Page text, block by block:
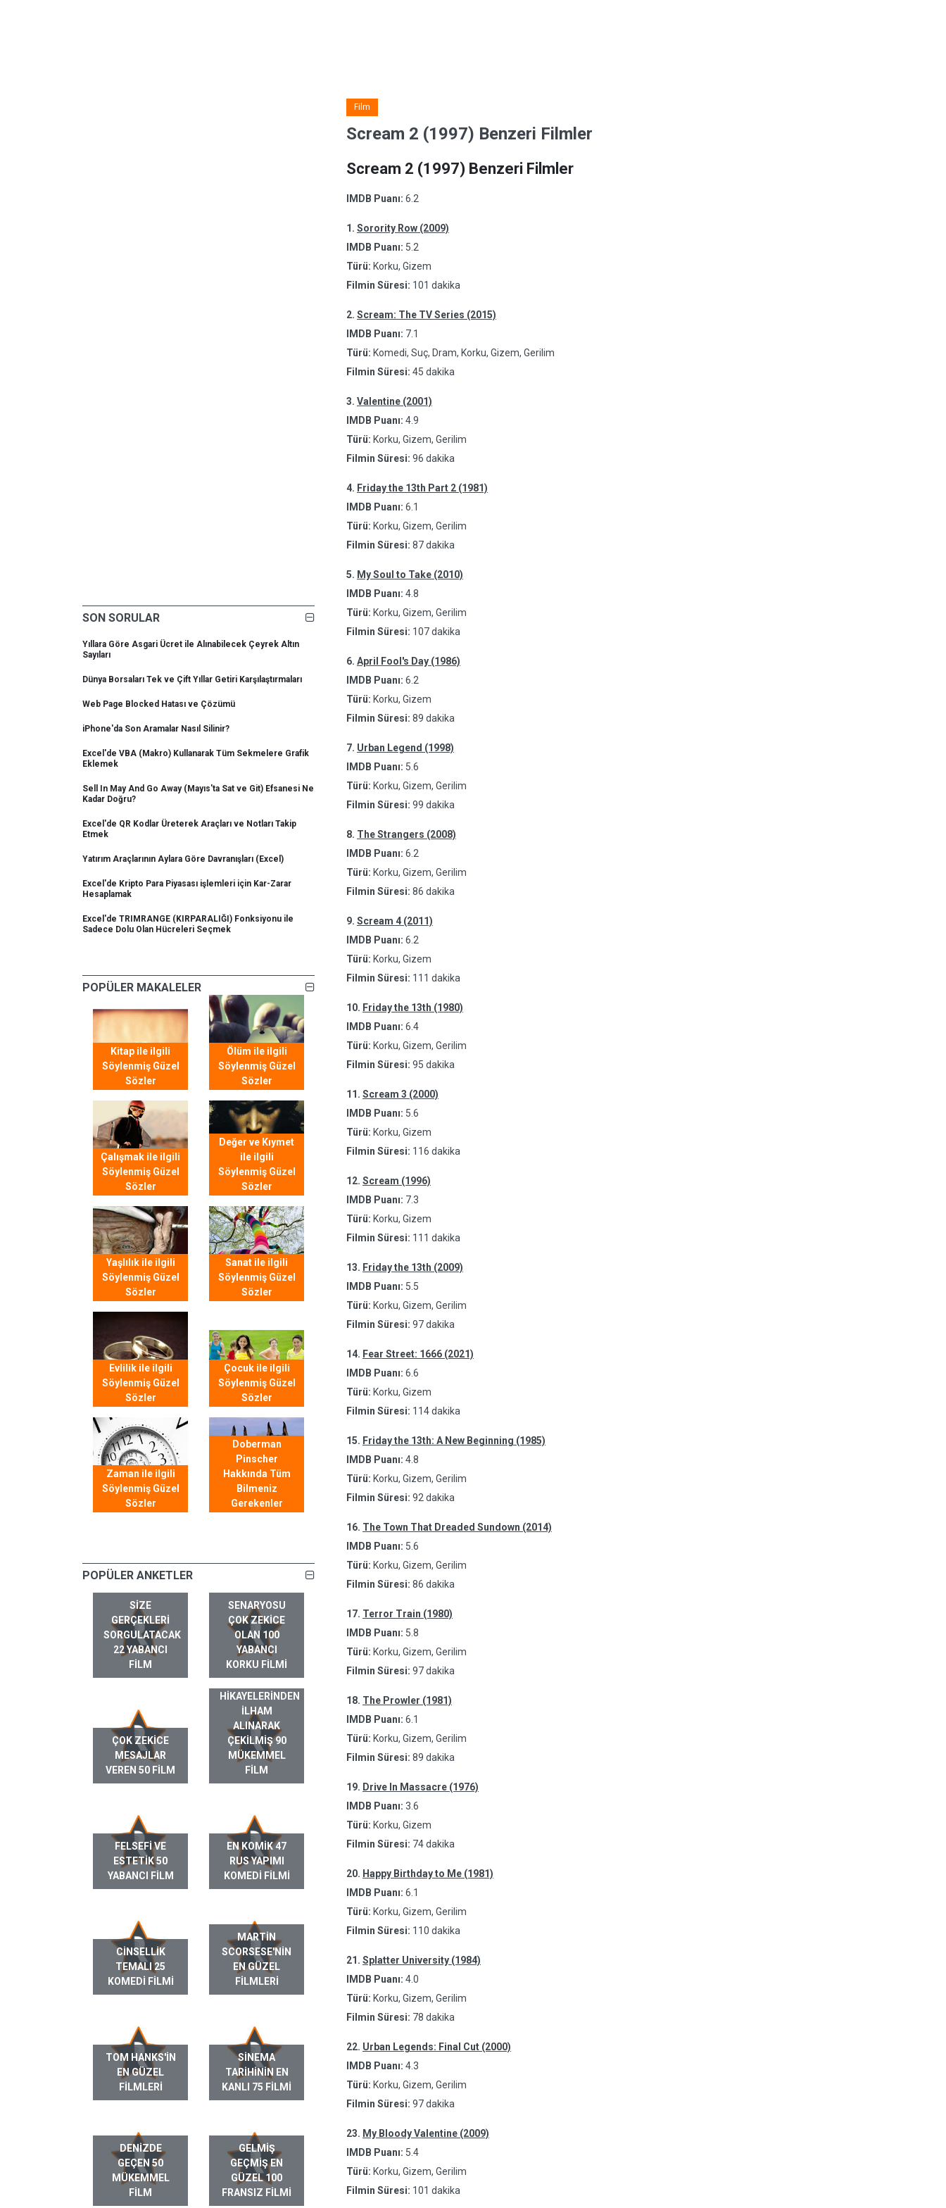
SON SORULAR
Yıllara Göre Asgari Ücret ile Alınabilecek Çeyrek Altın
Sayıları
Dünya Borsaları Tek ve Çift Yıllar Getiri Karşılaştırmaları
Web Page Blocked Hatası ve Çözümü
iPhone'da Son Aramalar Nasıl Silinir?
Excel'de VBA (Makro) Kullanarak Tüm Sekmelere Grafik
Eklemek
Sell In May And Go Away (Mayıs'ta Sat ve Git) Efsanesi Ne
Kadar Doğru?
Excel'de QR Kodlar Üreterek Araçları ve Notları Takip
Etmek
Yatırım Araçlarının Aylara Göre Davranışları (Excel)
Excel'de Kripto Para Piyasası işlemleri için Kar-Zarar
Hesaplamak
Excel'de TRIMRANGE (KIRPARALIĞI) Fonksiyonu ile
Sadece Dolu Olan Hücreleri Seçmek
POPÜLER MAKALELER
Kitap ile ilgili
Söylenmiş Güzel
Sözler
Ölüm ile ilgili
Söylenmiş Güzel
Sözler
Çalışmak ile ilgili
Söylenmiş Güzel
Sözler
Değer ve Kıymet
ile ilgili
Söylenmiş Güzel
Sözler
Yaşlılık ile ilgili
Söylenmiş Güzel
Sözler
Sanat ile ilgili
Söylenmiş Güzel
Sözler
Evlilik ile ilgili
Söylenmiş Güzel
Sözler
Çocuk ile ilgili
Söylenmiş Güzel
Sözler
Zaman ile ilgili
Söylenmiş Güzel
Sözler
Doberman
Pinscher
Hakkında Tüm
Bilmeniz
Gerekenler
POPÜLER ANKETLER
SIZE
GERÇEKLERI
SORGULATACAK
22 YABANCI
FILM
SENARYOSU
ÇOK ZEKICE
OLAN 100
YABANCI
KORKU FILMI
ÇOK ZEKICE
MESAJLAR
VEREN 50 FILM
GERÇEK HAYAT
HIKAYELERINDEN
ILHAM
ALINARAK
ÇEKILMIŞ 90
MÜKEMMEL
FILM
FELSEFI VE
ESTETIK 50
YABANCI FILM
EN KOMIK 47
RUS YAPIMI
KOMEDI FILMI
CINSELLIK
TEMALI 25
KOMEDI FILMI
MARTIN
SCORSESE'NIN
EN GÜZEL
FILMLERI
TOM HANKS'IN
EN GÜZEL
FILMLERI
SINEMA
TARIHININ EN
KANLI 75 FILMI
DENIZDE
GEÇEN 50
MÜKEMMEL
FILM
GELMIŞ
GEÇMIŞ EN
GÜZEL 100
FRANSIZ FILMI
Film
Scream 2 (1997) Benzeri Filmler
Scream 2 (1997) Benzeri Filmler
IMDB Puanı: 6.2
1. Sorority Row (2009)
IMDB Puanı: 5.2
Türü: Korku, Gizem
Filmin Süresi: 101 dakika
2. Scream: The TV Series (2015)
IMDB Puanı: 7.1
Türü: Komedi, Suç, Dram, Korku, Gizem, Gerilim
Filmin Süresi: 45 dakika
3. Valentine (2001)
IMDB Puanı: 4.9
Türü: Korku, Gizem, Gerilim
Filmin Süresi: 96 dakika
4. Friday the 13th Part 2 (1981)
IMDB Puanı: 6.1
Türü: Korku, Gizem, Gerilim
Filmin Süresi: 87 dakika
5. My Soul to Take (2010)
IMDB Puanı: 4.8
Türü: Korku, Gizem, Gerilim
Filmin Süresi: 107 dakika
6. April Fool's Day (1986)
IMDB Puanı: 6.2
Türü: Korku, Gizem
Filmin Süresi: 89 dakika
7. Urban Legend (1998)
IMDB Puanı: 5.6
Türü: Korku, Gizem, Gerilim
Filmin Süresi: 99 dakika
8. The Strangers (2008)
IMDB Puanı: 6.2
Türü: Korku, Gizem, Gerilim
Filmin Süresi: 86 dakika
9. Scream 4 (2011)
IMDB Puanı: 6.2
Türü: Korku, Gizem
Filmin Süresi: 111 dakika
10. Friday the 13th (1980)
IMDB Puanı: 6.4
Türü: Korku, Gizem, Gerilim
Filmin Süresi: 95 dakika
11. Scream 3 (2000)
IMDB Puanı: 5.6
Türü: Korku, Gizem
Filmin Süresi: 116 dakika
12. Scream (1996)
IMDB Puanı: 7.3
Türü: Korku, Gizem
Filmin Süresi: 111 dakika
13. Friday the 13th (2009)
IMDB Puanı: 5.5
Türü: Korku, Gizem, Gerilim
Filmin Süresi: 97 dakika
14. Fear Street: 1666 (2021)
IMDB Puanı: 6.6
Türü: Korku, Gizem
Filmin Süresi: 114 dakika
15. Friday the 13th: A New Beginning (1985)
IMDB Puanı: 4.8
Türü: Korku, Gizem, Gerilim
Filmin Süresi: 92 dakika
16. The Town That Dreaded Sundown (2014)
IMDB Puanı: 5.6
Türü: Korku, Gizem, Gerilim
Filmin Süresi: 86 dakika
17. Terror Train (1980)
IMDB Puanı: 5.8
Türü: Korku, Gizem, Gerilim
Filmin Süresi: 97 dakika
18. The Prowler (1981)
IMDB Puanı: 6.1
Türü: Korku, Gizem, Gerilim
Filmin Süresi: 89 dakika
19. Drive In Massacre (1976)
IMDB Puanı: 3.6
Türü: Korku, Gizem
Filmin Süresi: 74 dakika
20. Happy Birthday to Me (1981)
IMDB Puanı: 6.1
Türü: Korku, Gizem, Gerilim
Filmin Süresi: 110 dakika
21. Splatter University (1984)
IMDB Puanı: 4.0
Türü: Korku, Gizem, Gerilim
Filmin Süresi: 78 dakika
22. Urban Legends: Final Cut (2000)
IMDB Puanı: 4.3
Türü: Korku, Gizem, Gerilim
Filmin Süresi: 97 dakika
23. My Bloody Valentine (2009)
IMDB Puanı: 5.4
Türü: Korku, Gizem, Gerilim
Filmin Süresi: 101 dakika